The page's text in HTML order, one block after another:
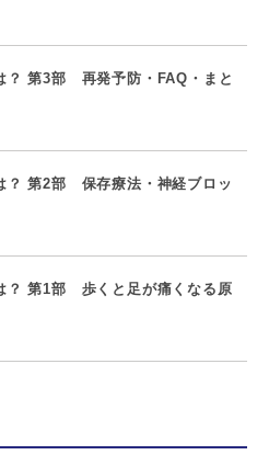
第3部 再発予防・FAQ・まと
第2部 保存療法・神経ブロッ
？ 第1部 歩くと足が痛くなる原